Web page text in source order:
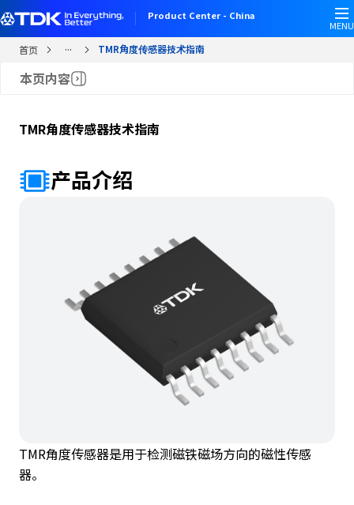
跳
转
Product Center - China
MENU
首页 ... TMR角度传感器技术指南
本页内容
TMR角度传感器技术指南
产品介绍
TMR角度传感器是用于检测磁铁磁场方向的磁性传感
器。